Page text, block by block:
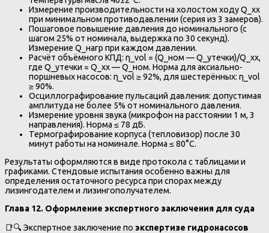
Измерение производительности на холостом ходу Q_хх
при минимальном противодавлении (серия из 3 замеров).
Пошаговое повышение давления до номинального (с
шагом 25% от номинала, выдержка по 30 секунд).
Измерение Q_нагр при каждом давлении.
Расчёт объёмного КПД: η_vol = (Q_ном — Q_утечки)/Q_хх,
где Q_утечки = Q_хх — Q_ном. Норма для аксиально-
поршневых насосов: η_vol ≥ 92%, для шестерённых: η_vol
≥ 90%.
Осциллографирование пульсаций давления: допустимая
амплитуда не более 5% от номинального давления.
Измерение уровня звука (микрофон на расстоянии 1 м, 3
направления). Норма ≤ 78 дБ.
Термографирование корпуса (тепловизор) после 30
минут работы на номинале. Норма ≤ 80°C.
Результаты оформляются в виде протокола с таблицами и
графиками. Стендовые испытания особенно важны для
определения остаточного ресурса при спорах между
лизингодателем и лизингополучателем.
Глава 12. Оформление экспертного заключения для суда
📑🔍 Экспертное заключение по экспертизе гидронасосов